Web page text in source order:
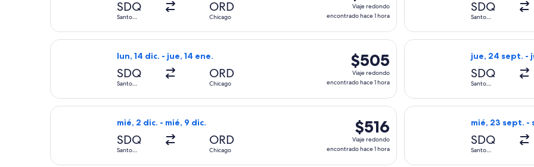
SDQ
Santo
ORD
Chicago
redondo,
encontrado
hace
hora
Viaje redondo
encontrado hace 1 hora
SDQ
Santo
lun, 14 dic. - jue, 14 ene.
SDQ
Santo
ORD
Chicago
$505
Viaje
redondo,
encontrado
hace
hora
$505
Viaje redondo
encontrado hace 1 hora
Seleccionar vuelo de Air Canada, con salida el lun, 14 dic. desde Santo Domingo hacia Chicago,
jue, 24 sept. -
SDQ
Santo
Seleccionar
mié, 2 dic. - mié, 9 dic.
SDQ
Santo
ORD
Chicago
$516
Viaje
redondo,
encontrado
$516
Viaje redondo
encontrado hace 1 hora
Seleccionar vuelo de JetBlue Airways, con salida el mié, 2 dic. desde Santo Domingo hacia
mié, 23 sept. -
SDQ
Santo
Seleccionar